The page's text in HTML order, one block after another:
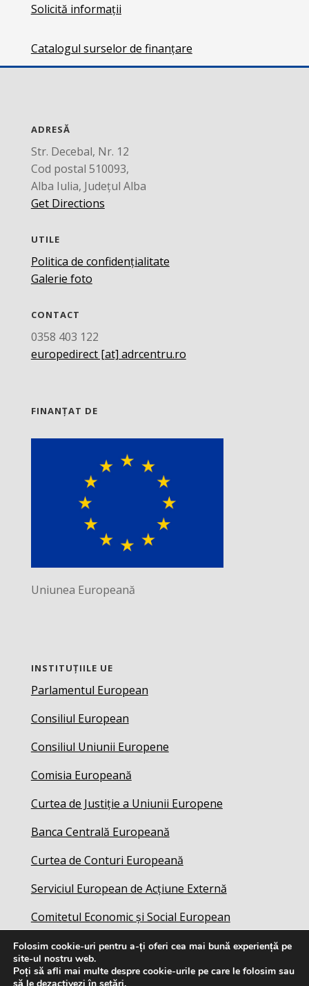
Solicită informații
Catalogul surselor de finanțare
ADRESĂ
Str. Decebal, Nr. 12
Cod postal 510093,
Alba Iulia, Județul Alba
Get Directions
UTILE
Politica de confidențialitate
Galerie foto
CONTACT
0358 403 122
europedirect [at] adrcentru.ro
FINANȚAT DE
Uniunea Europeană
INSTITUȚIILE UE
Parlamentul European
Consiliul European
Consiliul Uniunii Europene
Comisia Europeană
Curtea de Justiție a Uniunii Europene
Banca Centrală Europeană
Curtea de Conturi Europeană
Serviciul European de Acțiune Externă
Comitetul Economic și Social European
Folosim cookie-uri pentru a-ți oferi cea mai bună experiență pe
site-ul nostru web.
Poți să afli mai multe despre cookie-urile pe care le folosim sau